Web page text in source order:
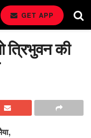
GET APP
की